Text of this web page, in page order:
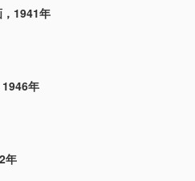
1941年
年
年